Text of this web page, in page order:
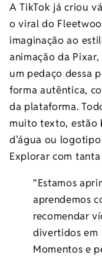
A TikTok já criou
o viral do
imaginação ao
animação da
um pedaço dessa
forma autêntica,
da plataforma.
muito texto, estão
d’água ou
Explorar com
“Estamos
aprendemos
recomendar
divertidos em
Momentos e